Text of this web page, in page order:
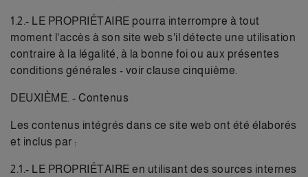
1.2.- LE PROPRIÉTAIRE pourra interrompre à tout
moment l'accès à son site web s'il détecte une utilisation
contraire à la légalité, à la bonne foi ou aux présentes
conditions générales - voir clause cinquième.
DEUXIÈME. - Contenus
Les contenus intégrés dans ce site web ont été élaborés
et inclus par :
2.1.- LE PROPRIÉTAIRE en utilisant des sources internes